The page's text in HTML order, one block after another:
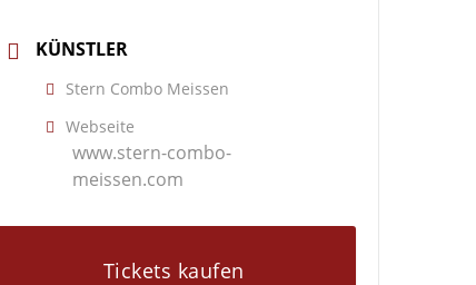
KÜNSTLER
Stern Combo Meissen
Webseite
www.stern-combo-
meissen.com
Tickets kaufen